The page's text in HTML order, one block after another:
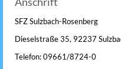
SFZ Sulzbach-Rosenberg
Dieselstraße 35, 92237
Telefon: 09661/8724-0